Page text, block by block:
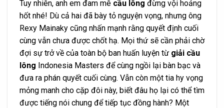
Tuy nhiên, anh em đam mê cầu lông đừng vội hoảng
hốt nhé! Dù cả hai đã bày tỏ nguyện vọng, nhưng ông
Rexy Mainaky cũng nhấn mạnh rằng quyết định cuối
cùng vẫn chưa được chốt hạ. Mọi thứ sẽ cần phải chờ
đợi sự trở về của toàn bộ ban huấn luyện từ giải cầu
lông Indonesia Masters để cùng ngồi lại bàn bạc và
đưa ra phán quyết cuối cùng. Vẫn còn một tia hy vọng
mỏng manh cho cặp đôi này, biết đâu họ lại có thể tìm
được tiếng nói chung để tiếp tục đồng hành? Một